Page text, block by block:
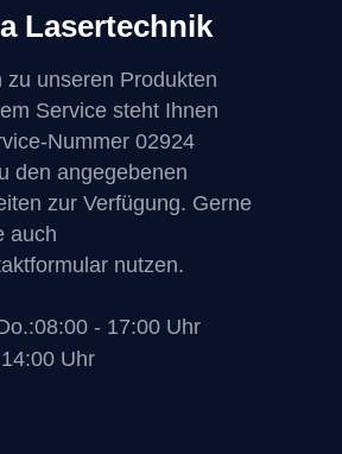
werden
Lasertechnik
zu unseren Produkten
Service steht Ihnen
Nummer 02924
den angegebenen
zur Verfügung. Gerne
auch
nutzen.
- 17:00 Uhr
Uhr